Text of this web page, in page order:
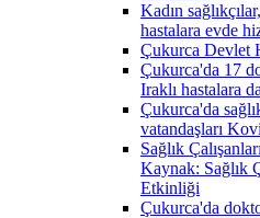
Kadın
hastalara evde
Çukurca Devlet
Çukurca'da 17
Iraklı hastalara
Çukurca'da
vatandaşları
Sağlık
Kaynak: Sağlık
Etkinliği
Çukurca'da